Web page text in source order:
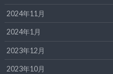
2024年11月
2024年1月
2023年12月
2023年10月